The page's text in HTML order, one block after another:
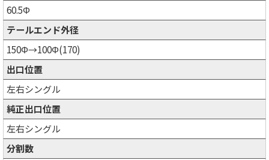
60.5Φ
テールエンド外径
150Φ→100Φ(170)
出口位置
左右シングル
純正出口位置
左右シングル
分割数